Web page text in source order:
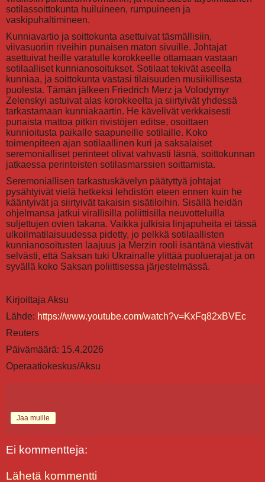
sotilassoittokunta huiluineen, rumpuineen ja
vaskipuhaltimineen.
Kunniavartio ja soittokunta asettuivat täsmällisiin,
viivasuoriin riveihin punaisen maton sivuille. Johtajat
asettuivat heille varatulle korokkeelle ottamaan vastaan
sotilaalliset kunnianosoitukset. Sotilaat tekivät aseella
kunniaa, ja soittokunta vastasi tilaisuuden musiikillisesta
puolesta. Tämän jälkeen Friedrich Merz ja Volodymyr
Zelenskyi astuivat alas korokkeelta ja siirtyivät yhdessä
tarkastamaan kunniakaartin. He kävelivät verkkaisesti
punaista mattoa pitkin rivistöjen editse, osoittaen
kunnioitusta paikalle saapuneille sotilaille. Koko
toimenpiteen ajan sotilaallinen kuri ja saksalaiset
seremonialliset perinteet olivat vahvasti läsnä, soittokunnan
jatkaessa perinteisten sotilasmarssien soittamista.
Seremoniallisen tarkastuskävelyn päätyttyä johtajat
pysähtyivät vielä hetkeksi lehdistön eteen ennen kuin he
kääntyivät ja siirtyivät takaisin sisätiloihin. Sisällä heidän
ohjelmansa jatkui virallisilla poliittisilla neuvotteluilla
suljettujen ovien takana. Vaikka julkisia linjapuheita ei tässä
ulkoilmatilaisuudessa pidetty, jo pelkkä sotilaallisten
kunnianosoitusten laajuus ja Merzin rooli isäntänä viestivät
selvästi, että Saksan tuki Ukrainalle ylittää puoluerajat ja on
syvällä koko Saksan poliittisessa järjestelmässä.
Kirjoittaja Aksu
Lähde: https://www.youtube.com/watch?v=KxFq82xBVEc
Reuters
Päivämäärä: 15.4.2026
Operaatiokeskus/Aksu
Jaa muille
Ei kommentteja:
Lähetä kommentti